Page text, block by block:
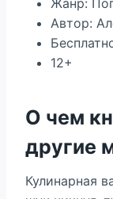
Жанр:
Автор:
12+
О чем
другие
Кулинарная